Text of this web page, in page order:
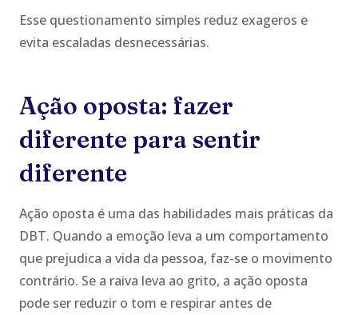
Esse questionamento simples reduz exageros e
evita escaladas desnecessárias.
Ação oposta: fazer
diferente para sentir
diferente
Ação oposta é uma das habilidades mais práticas da
DBT. Quando a emoção leva a um comportamento
que prejudica a vida da pessoa, faz-se o movimento
contrário. Se a raiva leva ao grito, a ação oposta
pode ser reduzir o tom e respirar antes de